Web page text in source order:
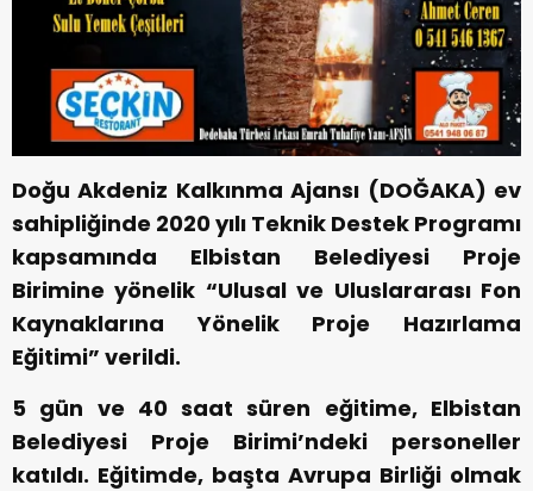
Doğu Akdeniz Kalkınma Ajansı (DOĞAKA) ev
sahipliğinde 2020 yılı Teknik Destek Programı
kapsamında Elbistan Belediyesi Proje
Birimine yönelik “Ulusal ve Uluslararası Fon
Kaynaklarına Yönelik Proje Hazırlama
Eğitimi” verildi.
5 gün ve 40 saat süren eğitime, Elbistan
Belediyesi Proje Birimi’ndeki personeller
katıldı. Eğitimde, başta Avrupa Birliği olmak